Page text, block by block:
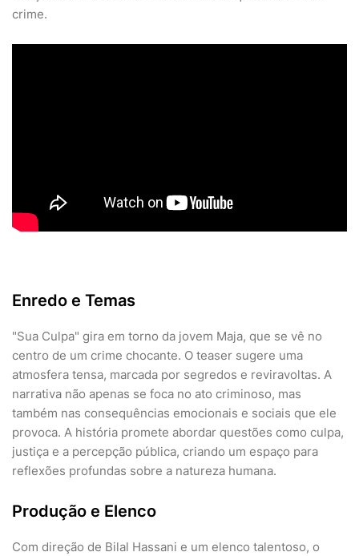
crime.
Enredo e Temas
"Sua Culpa" gira em torno da jovem Maja, que se vê no
centro de um crime chocante. O teaser sugere uma
atmosfera tensa, marcada por segredos e reviravoltas. A
narrativa não apenas se foca no ato criminoso, mas
também nas consequências emocionais e sociais que ele
provoca. A história promete abordar questões como culpa,
justiça e a percepção pública, criando um espaço para
reflexões profundas sobre a natureza humana.
Produção e Elenco
Com direção de Bilal Hassani e um elenco talentoso, o